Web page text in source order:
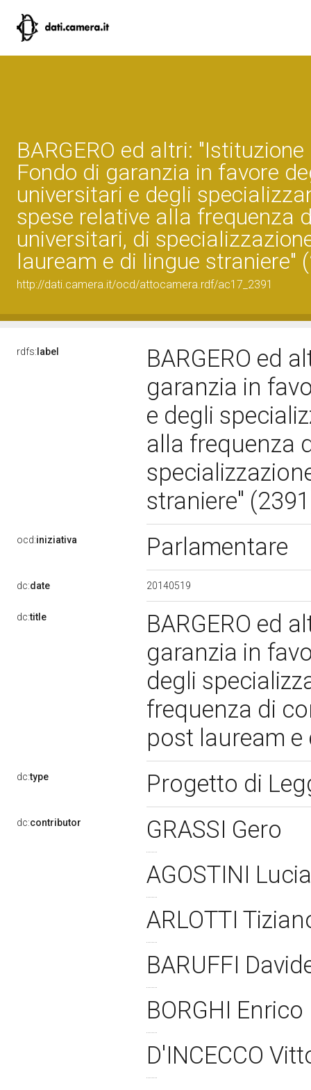
BARGERO ed altri: "Istituzione
Fondo di garanzia in favore
universitari e degli
spese relative alla frequenza
universitari, di
lauream e di lingue straniere"
http://dati.camera.it/ocd/attocamera.rdf/ac17_2391
rdfs: label
BARGERO ed
garanzia in
e degli
alla frequenza
straniere"
ocd:iniziativa Parlamentare
dc:date 20140519
dc:title
BARGERO ed
garanzia in
degli
frequenza di
post lauream
dc:type Progetto di
dc:contributor
GRASSI Gero
AGOSTINI
ARLOTTI
BARUFFI
BORGHI Enrico
D'INCECCO